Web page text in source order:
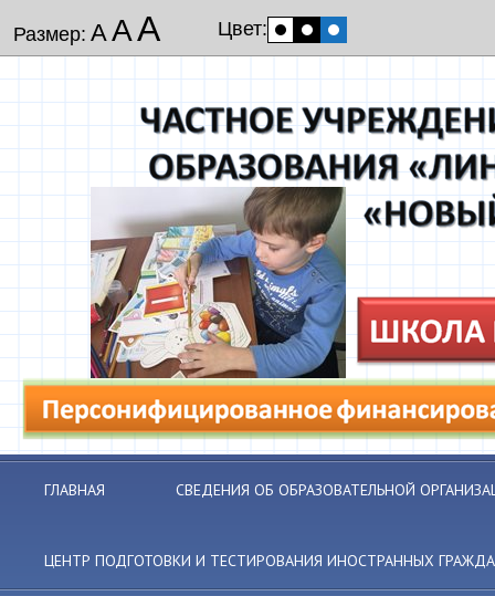
Размер: ААА Цвет:
ГЛАВНАЯ СВЕДЕНИЯ ОБ ОБРАЗОВАТЕЛЬНОЙ
ЦЕНТР ПОДГОТОВКИ И ТЕСТИРОВАНИЯ ИНОСТРАННЫХ